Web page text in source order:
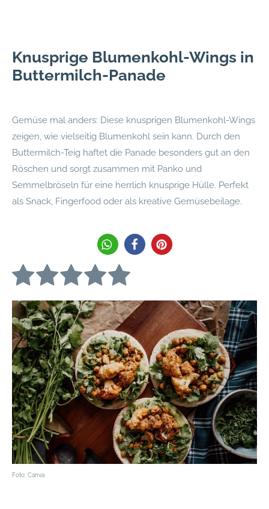
Knusprige Blumenkohl-Wings in
Buttermilch-Panade
Gemüse mal anders: Diese knusprigen Blumenkohl-Wings
zeigen, wie vielseitig Blumenkohl sein kann. Durch den
Buttermilch-Teig haftet die Panade besonders gut an den
Röschen und sorgt zusammen mit Panko und
Semmelbröseln für eine herrlich knusprige Hülle. Perfekt
als Snack, Fingerfood oder als kreative Gemüsebeilage.
Foto: Canva